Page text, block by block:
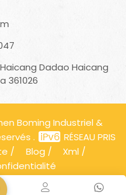
Haicang Dadao Haicang
361026
Boming Industriel &
.
RÉSEAU PRIS
/ Blog / Xml /